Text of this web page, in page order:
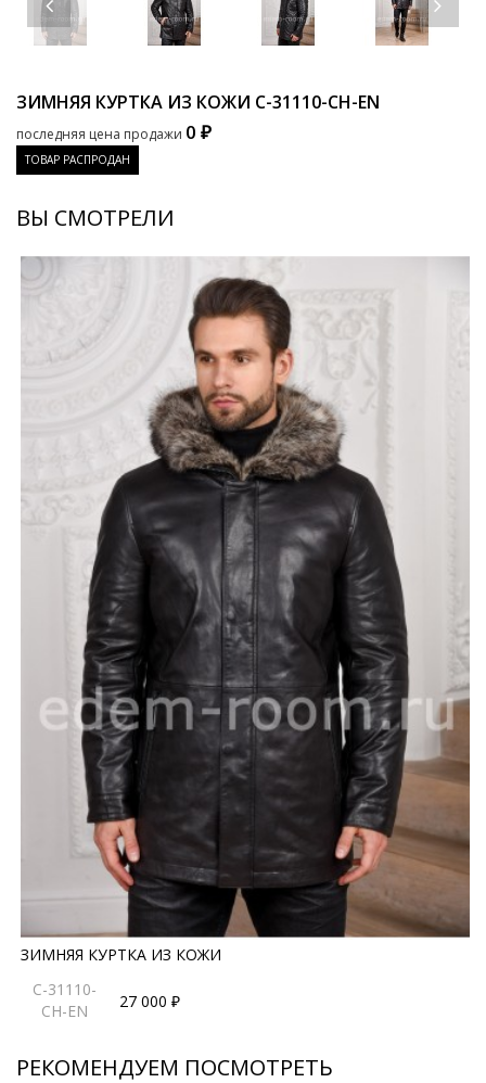
ЗИМНЯЯ КУРТКА ИЗ КОЖИ C-31110-CH-EN
последняя цена продажи 0 ₽
ТОВАР РАСПРОДАН
ВЫ СМОТРЕЛИ
ЗИМНЯЯ КУРТКА ИЗ КОЖИ
C-31110-
CH-EN
27 000 ₽
РЕКОМЕНДУЕМ ПОСМОТРЕТЬ